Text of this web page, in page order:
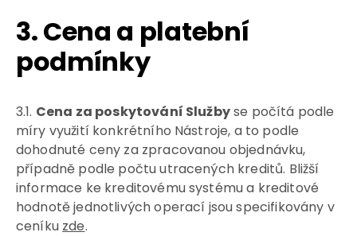
3. Cena a platební
podmínky
3.1. Cena za poskytování Službyse počítá podle
míry využití konkrétního Nástroje, a to podle
dohodnuté ceny za zpracovanou objednávku,
případně podle počtu utracených kreditů. Bližší
informace ke kreditovému systému a kreditové
hodnotě jednotlivých operací jsou specifikovány v
ceníku zde.